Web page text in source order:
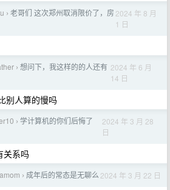
› 老哥们 这次郑州取消限价了，房 2024 年 8 月
1 日
› 想问下，我这样的的人还有 2024 年 6 月
14 日
别人算的慢吗
› 学计算机的你们后悔了
2024 年 3 月 28
日
关系吗
› 成年后的常态是无聊么 2024 年 3 月 22 日